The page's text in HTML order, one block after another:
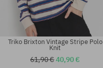
Triko Brixton Vintage Stripe Polo
Knit
61,90 €40,90 €